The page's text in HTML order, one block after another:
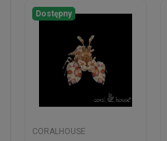
Dostępny
CORALHOUSE